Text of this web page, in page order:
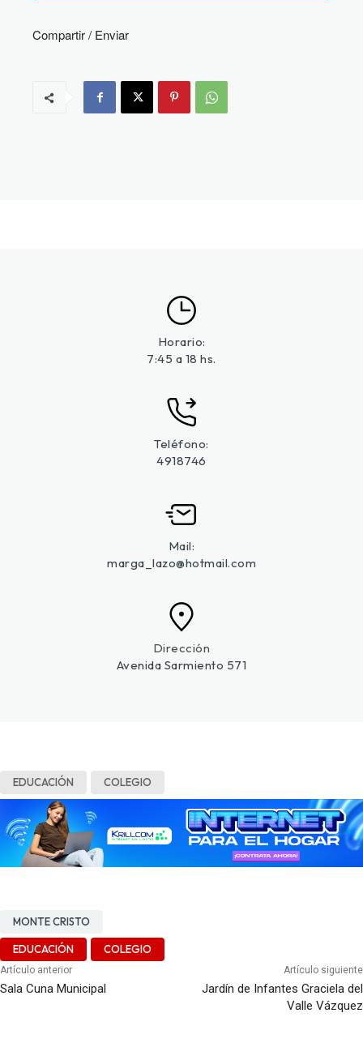
Compartir / Enviar
Horario:
7:45 a 18 hs.
Teléfono:
4918746
Mail:
marga_lazo@hotmail.com
Dirección
Avenida Sarmiento 571
EDUCACIÓN COLEGIO
MONTE CRISTO
EDUCACIÓN COLEGIO
Artículo anterior
Sala Cuna Municipal
Artículo siguiente
Jardín de Infantes Graciela del
Valle Vázquez